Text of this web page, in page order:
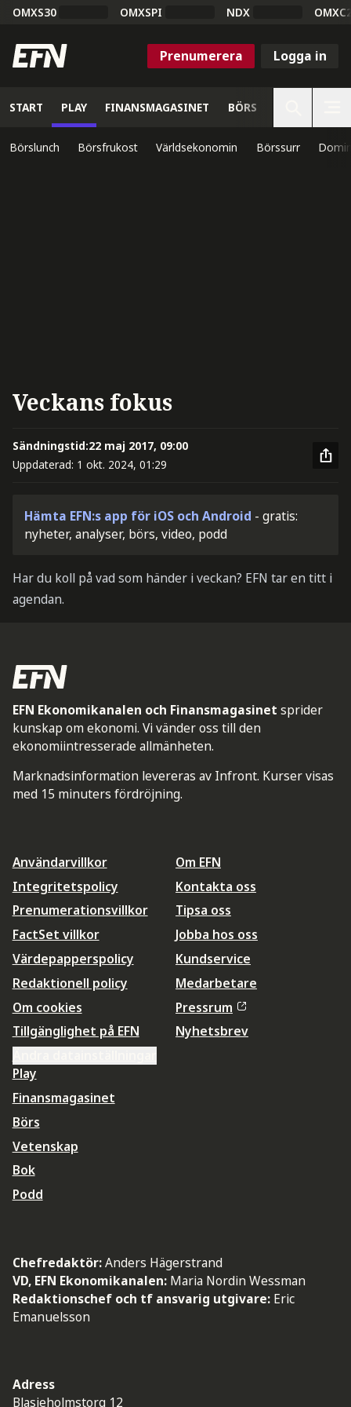
OMXS30 OMXSPI NDX
Prenumerera Logga in
START PLAY FINANSMAGASINET BÖRS
Börslunch Börsfrukost Världsekonomin Börssurr
Veckans fokus
Sändningstid:22 maj 2017, 09:00
Uppdaterad: 1 okt. 2024, 01:29
Hämta EFN:s app för iOS och Android - gratis:
nyheter, analyser, börs, video, podd
Har du koll på vad som händer i veckan? EFN tar en titt i
agendan.
EFN Ekonomikanalen och Finansmagasinet sprider
kunskap om ekonomi. Vi vänder oss till den
ekonomiintresserade allmänheten.
Marknadsinformation levereras av Infront. Kurser visas
med 15 minuters fördröjning.
Användarvillkor
Integritetspolicy
Prenumerationsvillkor
FactSet villkor
Värdepapperspolicy
Redaktionell policy
Om cookies
Tillgänglighet på EFN
Om EFN
Kontakta oss
Tipsa oss
Jobba hos oss
Kundservice
Medarbetare
Pressrum
Nyhetsbrev
Play
Finansmagasinet
Börs
Vetenskap
Bok
Podd
Chefredaktör:Anders Hägerstrand
VD, EFN Ekonomikanalen: Maria Nordin Wessman
Redaktionschef och tf ansvarig utgivare: Eric
Emanuelsson
Adress
Blasieholmstorg 12